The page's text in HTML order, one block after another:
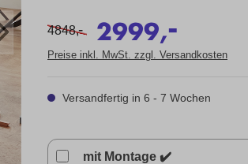
4848,- 2999,
-
Preise inkl. MwSt. zzgl. Versandkosten
Versandfertig in 6 - 7 Wochen
mit Montage ✔️